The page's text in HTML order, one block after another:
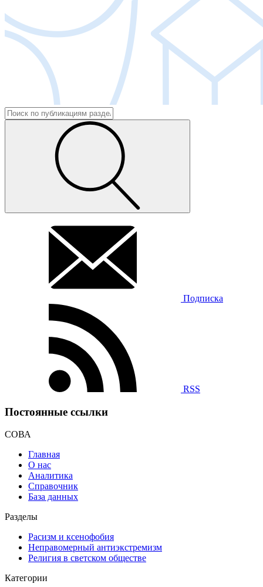
Подписка
RSS
Постоянные ссылки
СОВА
Главная
О нас
Аналитика
Справочник
База данных
Разделы
Расизм и ксенофобия
Неправомерный антиэкстремизм
Религия в светском обществе
Категории